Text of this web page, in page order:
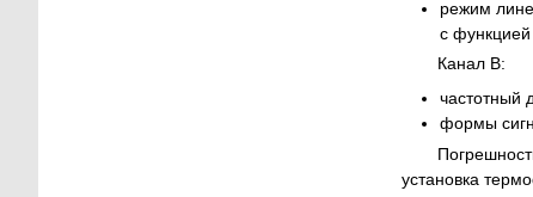
режим
с
Канал B:
частотный
формы
установка